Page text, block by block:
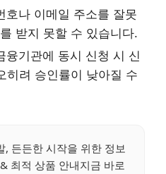
호나 이메일 주소를 잘못
받지 못할 수 있습니다.
융기관에 동시 신청 시 신
히려 승인률이 낮아질 수
, 든든한 시작을 위한 정보
최적 상품 안내지금 바로